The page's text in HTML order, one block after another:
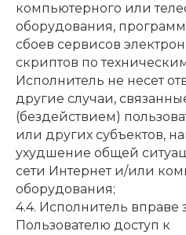
компьютерного или
оборудования,
сбоев сервисов
скриптов по
Исполнитель не несет
другие случаи,
(бездействием)
или других субъектов,
ухудшение общей
сети Интернет и/или
оборудования;
4.4. Исполнитель вправе
Пользователю доступ к